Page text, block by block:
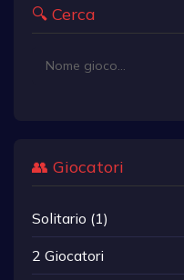
🔍 Cerca
👥 Giocatori
Solitario (1)
2 Giocatori